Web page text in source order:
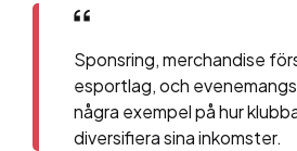
Sponsring, merchandise
esportlag, och
några exempel på hur
diversifiera sina inkomster.